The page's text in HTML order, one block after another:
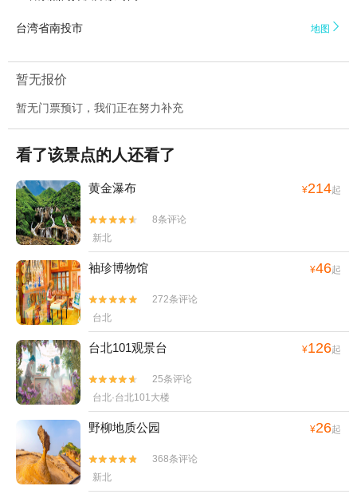
台湾省南投市 地图 
暂无报价
暂无门票预订，我们正在努力补充
看了该景点的人还看了
黄金瀑布 ¥214起


8条评论
新北
袖珍博物馆 ¥46起


272条评论
台北
台北101观景台 ¥126起


25条评论
台北·台北101大楼
野柳地质公园 ¥26起


368条评论
新北